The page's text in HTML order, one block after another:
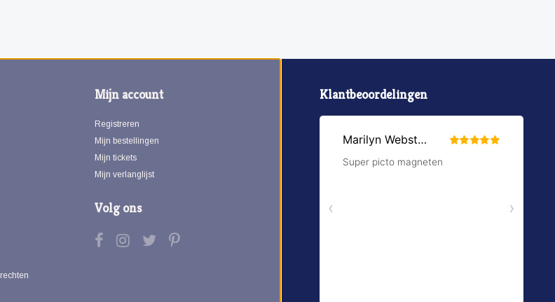
Mijn account
Registreren
Mijn bestellingen
Mijn tickets
Mijn verlanglijst
Volg ons
Klantbeoordelingen